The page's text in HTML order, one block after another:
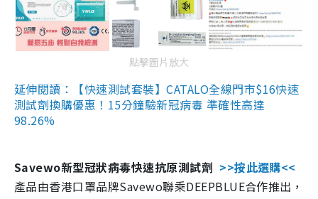
點擊圖片放大
延伸閱讀：【快速測試套裝】CATALO全線門市$16快速
測試劑換購優惠！15分鐘驗新冠病毒 準確性高達
98.26%
Savewo新型冠狀病毒快速抗原測試劑 >>按此選購<<
產品由香港口罩品牌Savewo聯乘DEEPBLUE合作推出，